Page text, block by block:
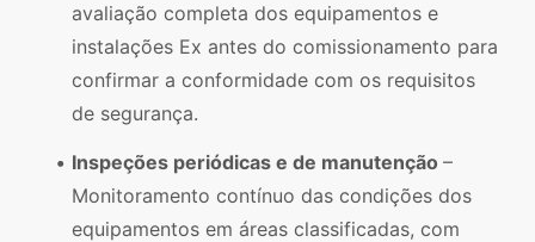
avaliação completa dos equipamentos e
instalações Ex antes do comissionamento para
confirmar a conformidade com os requisitos
de segurança.
Inspeções periódicas e de manutenção –
Monitoramento contínuo das condições dos
equipamentos em áreas classificadas, com